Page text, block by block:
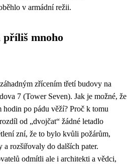
v armádní režii.
příliš mnoho
zřícením třetí budovy na
7 (Tower Seven). Jak je možné, že
hodin po pádu věží? Proč k tomu
od „dvojčat“ žádné letadlo
zní, že to bylo kvůli požárům,
a rozšiřovaly do dalších pater.
odmítli ale i architekti a vědci,